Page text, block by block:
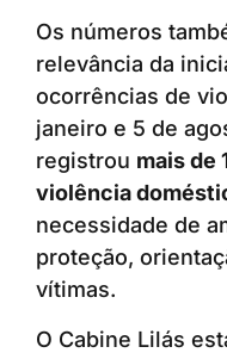
Os números
relevância da
ocorrências de
janeiro e 5 de
registrou mais de
violência
necessidade de
proteção,
vítimas.
O Cabine Lilás